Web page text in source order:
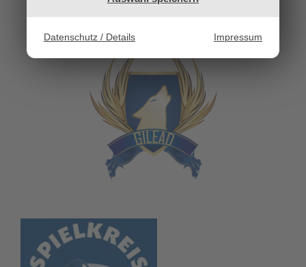
Datenschutz / Details Impressum